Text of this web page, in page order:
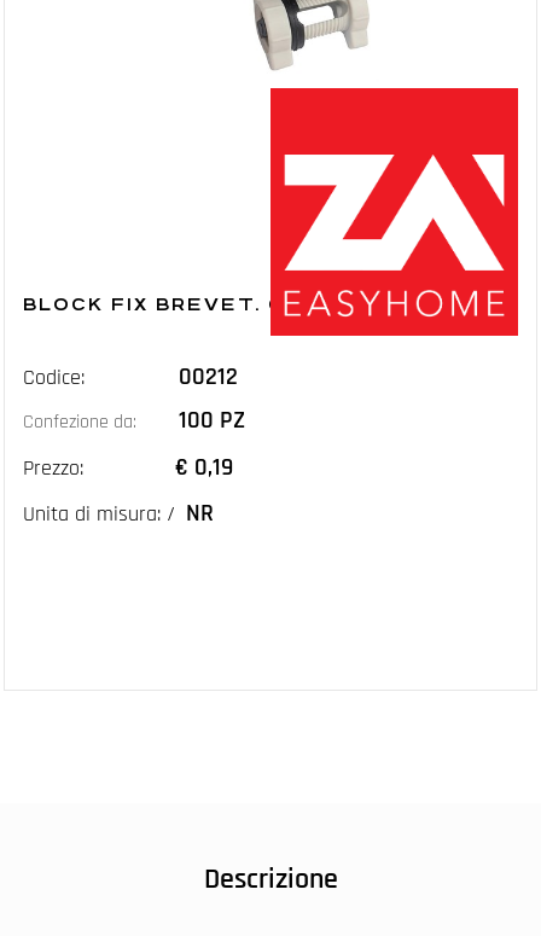
BLOCK FIX BREVET. CONFEZIONATO BOX
Codice: 00212
Confezione da: 100 PZ
Prezzo: € 0,19
Unita di misura: / NR
Descrizione